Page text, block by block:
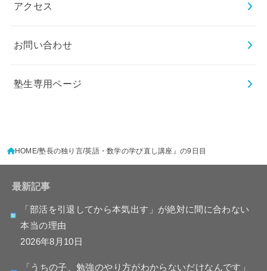
アクセス
お問い合わせ
塾生専用ページ
HOME 塾長の独り言 英語・数学の学び直し講座』の9日目
最新記事
「部活を引退してから本気出す」が絶対に間に合わない
本当の理由
2026年8月10日
「うちの子、勉強のやり方がわからないだけなんです」